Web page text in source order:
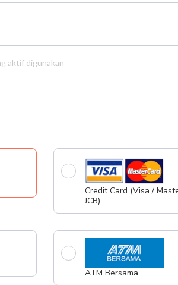
Credit Card (Visa /
JCB)
ATM Bersama